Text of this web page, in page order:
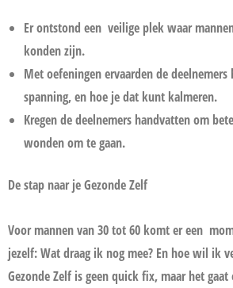
Er ontstond een veilige plek waar
konden zijn.
Met oefeningen ervaarden de
spanning, en hoe je dat kunt kalmeren.
Kregen de deelnemers handvatten om
wonden om te gaan.
De stap naar je Gezonde Zelf
Voor mannen van 30 tot 60 komt er een
jezelf: Wat draag ik nog mee? En hoe wil ik
Gezonde Zelf is geen quick fix, maar het